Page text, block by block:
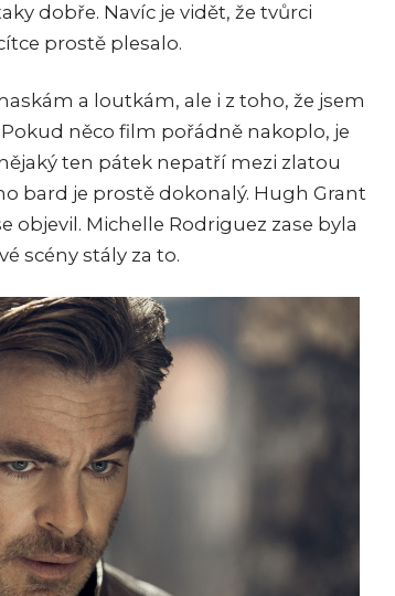
dobře. Navíc je vidět, že tvůrci
prostě plesalo.
a loutkám, ale i z toho, že jsem
něco film pořádně nakoplo, je
ten pátek nepatří mezi zlatou
bard je prostě dokonalý. Hugh Grant
objevil. Michelle Rodriguez zase byla
scény stály za to.